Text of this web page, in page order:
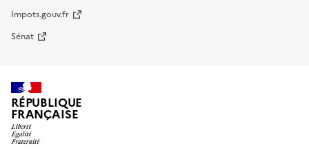
Impots.gouv.fr
Sénat
RÉPUBLIQUE
FRANÇAISE